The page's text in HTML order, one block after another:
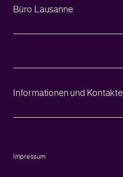
Büro Lausanne
Informationen und Kontakte
Impressum